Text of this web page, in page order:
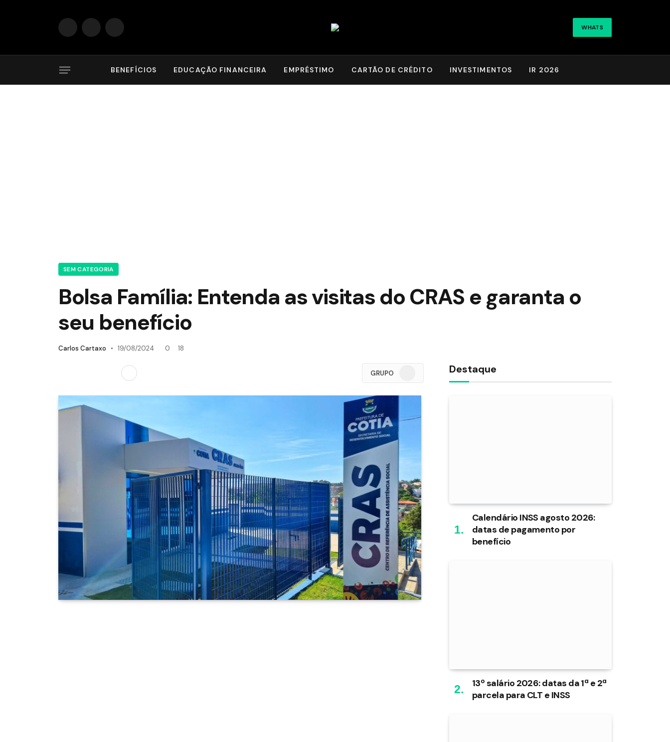
Facebook Instagram WHATS
BENEFÍCIOS EDUCAÇÃO FINANCEIRA EMPRÉSTIMO CARTÃO DE CRÉDITO INVESTIMENTOS IR 2026
SEM CATEGORIA
Bolsa Família: Entenda as visitas do CRAS e garanta o
seu benefício
Carlos Cartaxo 19/08/2024 0 18
GRUPO Destaque
Calendário INSS agosto 2026:
datas de pagamento por
benefício
13º salário 2026: datas da 1ª e 2ª
parcela para CLT e INSS